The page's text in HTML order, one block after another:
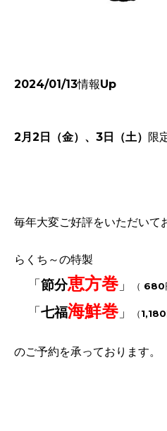
2024/01/13情報Up
2月 2日（金）、3日（土） 限
毎年大変ご好評をいただいて
らくち～の特製
「節分恵方巻 」 （ 680
「七福海鮮巻 」 （1,180
のご予約を承っております。